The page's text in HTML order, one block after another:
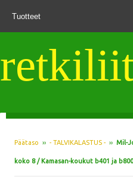
Tuotteet
Päätaso ›› - TALVIKALASTUS - ›› Mil-
koko 8 / Kamasan-koukut b401 ja b800